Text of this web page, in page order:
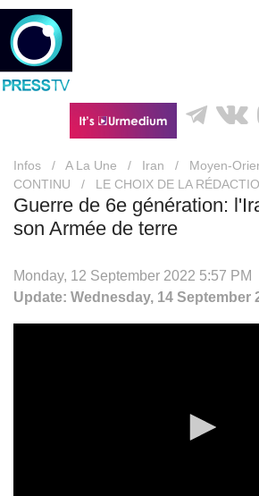
Infos / A La Une / Iran / Moyen-
CONTINU
/ LE CHOIX DE LA
Guerre de 6e génération:
son Armée de terre
Monday, 12 September 2022 5:57 PM
Update: Wednesday, 14 September